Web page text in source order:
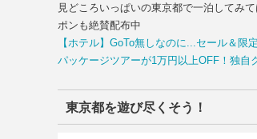
Parking in 高円寺ストリート
150m 1分 ／ 24時間 【料金
10:00 ￥100 30分領収書発行
150m 1分 ／ 【料金】【最
日)24:00-7:00 60分100円ク
見どころいっぱいの東京都で一泊してみ
ポンも絶賛配布中
【ホテル】GoTo無しなのに...セール＆限
パッケージツアーが1万円以上OFF！独自
東京都を遊び尽くそう！